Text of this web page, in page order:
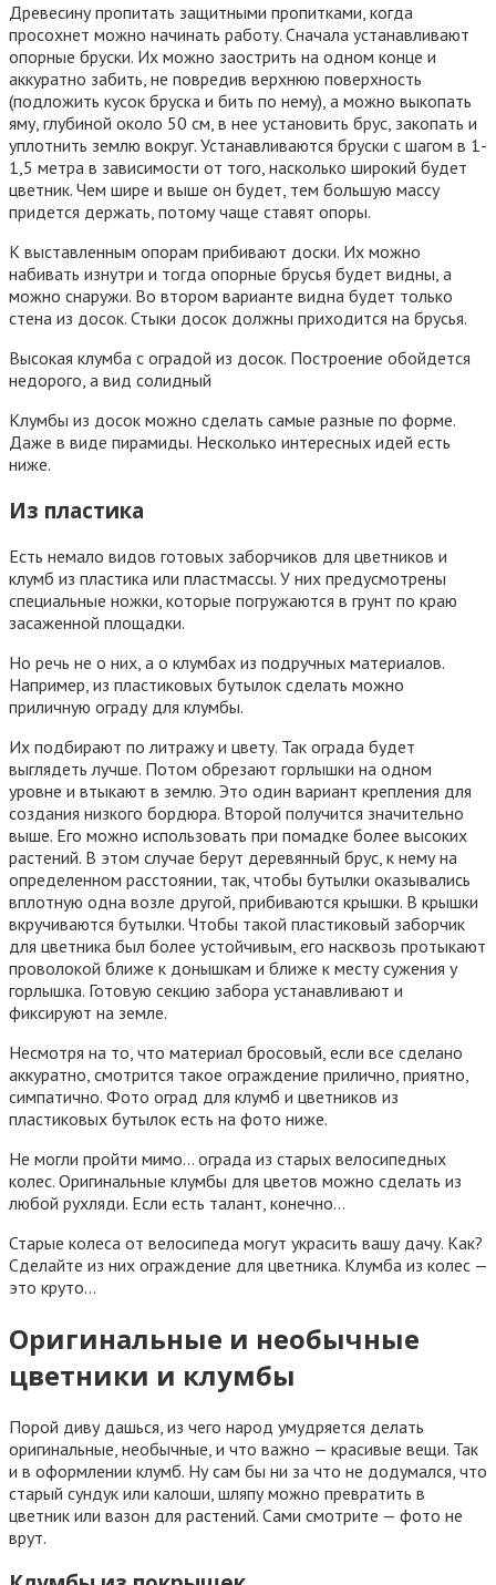
Древесину пропитать защитными пропитками, когда
просохнет можно начинать работу. Сначала устанавливают
опорные бруски. Их можно заострить на одном конце и
аккуратно забить, не повредив верхнюю поверхность
(подложить кусок бруска и бить по нему), а можно выкопать
яму, глубиной около 50 см, в нее установить брус, закопать и
уплотнить землю вокруг. Устанавливаются бруски с шагом в 1-
1,5 метра в зависимости от того, насколько широкий будет
цветник. Чем шире и выше он будет, тем большую массу
придется держать, потому чаще ставят опоры.
К выставленным опорам прибивают доски. Их можно
набивать изнутри и тогда опорные брусья будет видны, а
можно снаружи. Во втором варианте видна будет только
стена из досок. Стыки досок должны приходится на брусья.
Высокая клумба с оградой из досок. Построение обойдется
недорого, а вид солидный
Клумбы из досок можно сделать самые разные по форме.
Даже в виде пирамиды. Несколько интересных идей есть
ниже.
Из пластика
Есть немало видов готовых заборчиков для цветников и
клумб из пластика или пластмассы. У них предусмотрены
специальные ножки, которые погружаются в грунт по краю
засаженной площадки.
Но речь не о них, а о клумбах из подручных материалов.
Например, из пластиковых бутылок сделать можно
приличную ограду для клумбы.
Их подбирают по литражу и цвету. Так ограда будет
выглядеть лучше. Потом обрезают горлышки на одном
уровне и втыкают в землю. Это один вариант крепления для
создания низкого бордюра. Второй получится значительно
выше. Его можно использовать при помадке более высоких
растений. В этом случае берут деревянный брус, к нему на
определенном расстоянии, так, чтобы бутылки оказывались
вплотную одна возле другой, прибиваются крышки. В крышки
вкручиваются бутылки. Чтобы такой пластиковый заборчик
для цветника был более устойчивым, его насквозь протыкают
проволокой ближе к донышкам и ближе к месту сужения у
горлышка. Готовую секцию забора устанавливают и
фиксируют на земле.
Несмотря на то, что материал бросовый, если все сделано
аккуратно, смотрится такое ограждение прилично, приятно,
симпатично. Фото оград для клумб и цветников из
пластиковых бутылок есть на фото ниже.
Не могли пройти мимо… ограда из старых велосипедных
колес. Оригинальные клумбы для цветов можно сделать из
любой рухляди. Если есть талант, конечно…
Старые колеса от велосипеда могут украсить вашу дачу. Как?
Сделайте из них ограждение для цветника. Клумба из колес —
это круто…
Оригинальные и необычные
цветники и клумбы
Порой диву дашься, из чего народ умудряется делать
оригинальные, необычные, и что важно — красивые вещи. Так
и в оформлении клумб. Ну сам бы ни за что не додумался, что
старый сундук или калоши, шляпу можно превратить в
цветник или вазон для растений. Сами смотрите — фото не
врут.